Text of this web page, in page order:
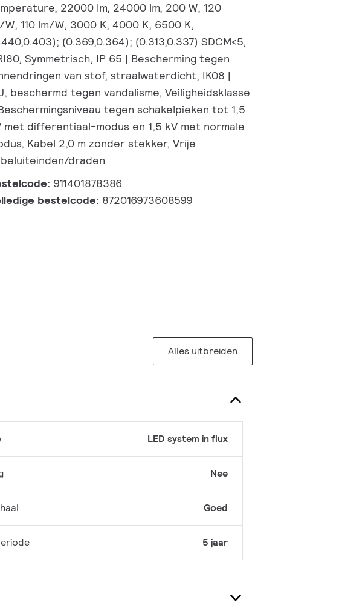
22000 lm, 24000 lm, 200 W, 120
W, 110 lm/W, 3000 K, 4000 K, 6500 K,
(0.369,0.364); (0.313,0.337) SDCM<5,
Symmetrisch, IP 65 | Bescherming tegen
van stof, straalwaterdicht, IK08 |
beschermd tegen vandalisme, Veiligheidsklasse
tegen schakelpieken tot 1,5
met differentiaal-modus en 1,5 kV met normale
Kabel 2,0 m zonder stekker, Vrije
draden
911401878386
bestelcode: 872016973608599
Alles uitbreiden
LED system in flux
Nee
Goed
5 jaar